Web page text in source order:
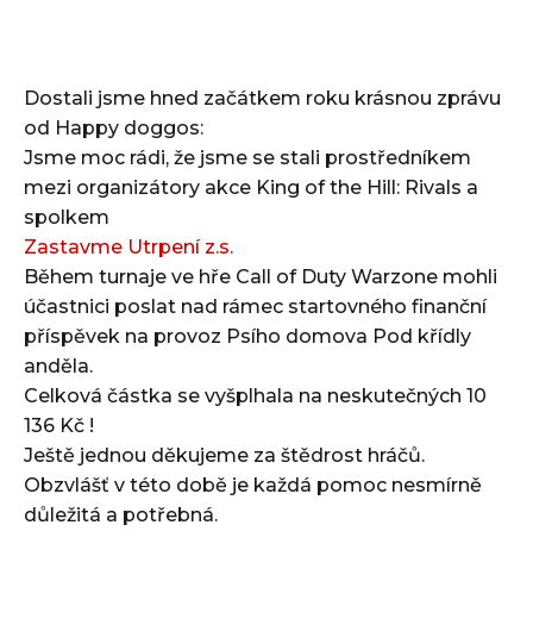
Dostali jsme hned začátkem roku krásnou zprávu
od Happy doggos:
Jsme moc rádi, že jsme se stali prostředníkem
mezi organizátory akce King of the Hill: Rivals a
spolkem
Zastavme Utrpení z.s.
Během turnaje ve hře Call of Duty Warzone mohli
účastnici poslat nad rámec startovného finanční
příspěvek na provoz Psího domova Pod křídly
anděla.
Celková částka se vyšplhala na neskutečných 10
136 Kč !
Ještě jednou děkujeme za štědrost hráčů.
Obzvlášť v této době je každá pomoc nesmírně
důležitá a potřebná.